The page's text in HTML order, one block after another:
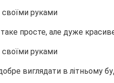
просте, але дуже
виглядати в літньому